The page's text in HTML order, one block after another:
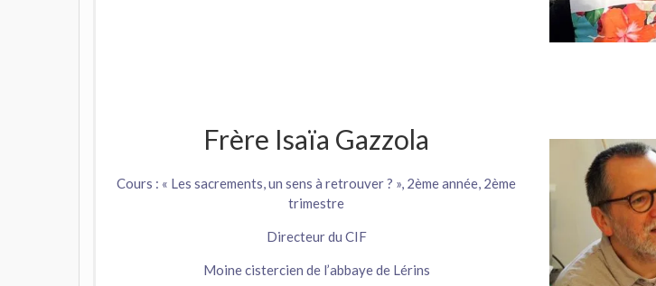
Frère Isaïa Gazzola
Cours : « Les sacrements, un sens à retrouver ? », 2ème année, 2ème
trimestre
Directeur du CIF
Moine cistercien de l’abbaye de Lérins